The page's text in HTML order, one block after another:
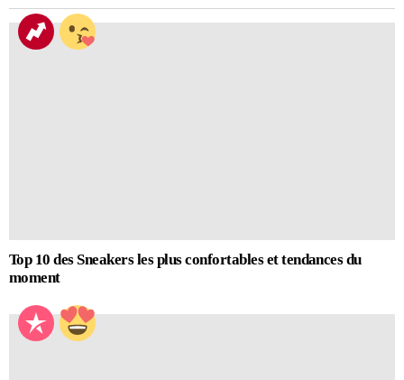
Top 10 des Sneakers les plus confortables et tendances du
moment